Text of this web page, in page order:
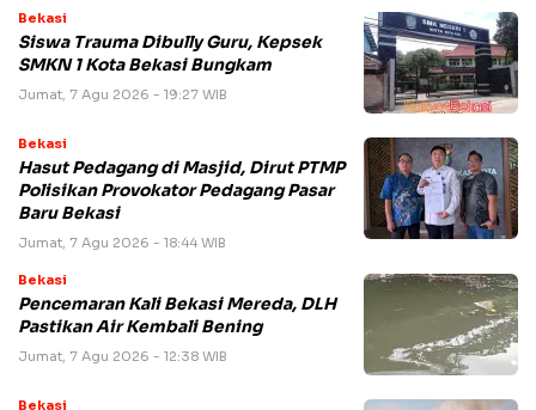
Bekasi
Siswa Trauma Dibully Guru, Kepsek
SMKN 1 Kota Bekasi Bungkam
Jumat, 7 Agu 2026 - 19:27 WIB
Bekasi
Hasut Pedagang di Masjid, Dirut PTMP
Polisikan Provokator Pedagang Pasar
Baru Bekasi
Jumat, 7 Agu 2026 - 18:44 WIB
Bekasi
Pencemaran Kali Bekasi Mereda, DLH
Pastikan Air Kembali Bening
Jumat, 7 Agu 2026 - 12:38 WIB
Bekasi